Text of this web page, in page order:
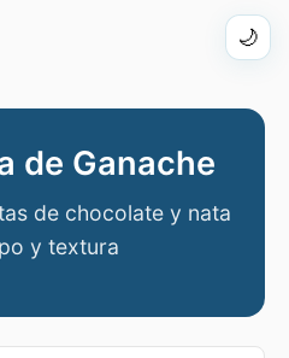
🌙
de Ganache
de chocolate y nata
y textura